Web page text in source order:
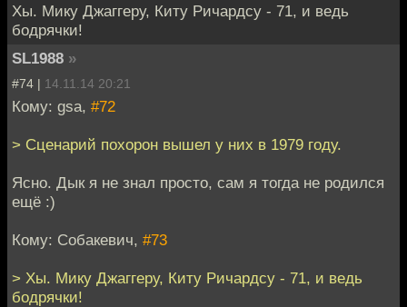
Хы. Мику Джаггеру, Киту Ричардсу - 71, и ведь
бодрячки!
SL1988 »
#74 | 14.11.14 20:21
Кому: gsa, #72
> Сценарий похорон вышел у них в 1979 году.
Ясно. Дык я не знал просто, сам я тогда не родился
ещё :)
Кому: Собакевич, #73
> Хы. Мику Джаггеру, Киту Ричардсу - 71, и ведь
бодрячки!